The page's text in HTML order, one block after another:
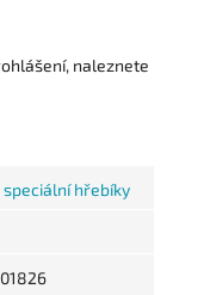
naleznete
speciální hřebíky